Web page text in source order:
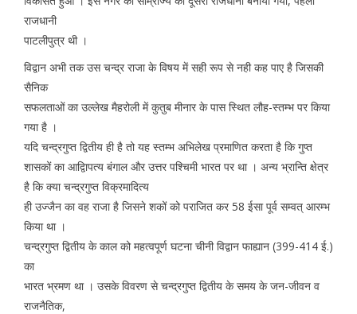
राजधानी
पाटलीपुत्र थी ।
विद्वान अभी तक उस चन्द्र राजा के विषय में सही रूप से नही कह पाए है जिसकी
सैनिक
सफलताओं का उल्लेख मैहरोली में कुतुब मीनार के पास स्थित लौह-स्तम्भ पर किया
गया है ।
यदि चन्द्रगुप्त द्वितीय ही है तो यह स्तम्भ अभिलेख प्रमाणित करता है कि गुप्त
शासकों का आद्विापत्य बंगाल और उत्तर पश्चिमी भारत पर था । अन्य भ्रान्ति क्षेत्र
है कि क्या चन्द्रगुप्त विक्रमादित्य
ही उज्जैन का वह राजा है जिसने शकों को पराजित कर 58 ईसा पूर्व सम्वत् आरम्भ
किया था ।
चन्द्रगुप्त द्वितीय के काल को महत्वपूर्ण घटना चीनी विद्वान फाह्यान (399-414 ई.)
का
भारत भ्रमण था । उसके विवरण से चन्द्रगुप्त द्वितीय के समय के जन-जीवन व
राजनैतिक,